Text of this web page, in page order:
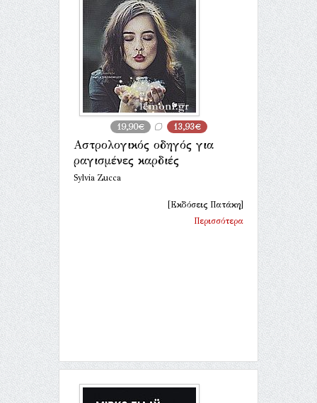
19,90€ 13,93€
Αστρολογικός οδηγός για
ραγισμένες καρδιές
Sylvia Zucca
[Εκδόσεις Πατάκη]
Περισσότερα